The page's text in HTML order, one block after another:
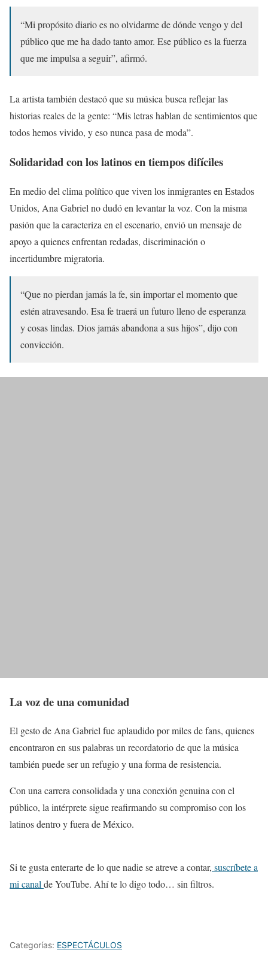
“Mi propósito diario es no olvidarme de dónde vengo y del
público que me ha dado tanto amor. Ese público es la fuerza
que me impulsa a seguir”, afirmó.
La artista también destacó que su música busca reflejar las
historias reales de la gente: “Mis letras hablan de sentimientos que
todos hemos vivido, y eso nunca pasa de moda”.
Solidaridad con los latinos en tiempos difíciles
En medio del clima político que viven los inmigrantes en Estados
Unidos, Ana Gabriel no dudó en levantar la voz. Con la misma
pasión que la caracteriza en el escenario, envió un mensaje de
apoyo a quienes enfrentan redadas, discriminación o
incertidumbre migratoria.
“Que no pierdan jamás la fe, sin importar el momento que
estén atravesando. Esa fe traerá un futuro lleno de esperanza
y cosas lindas. Dios jamás abandona a sus hijos”, dijo con
convicción.
La voz de una comunidad
El gesto de Ana Gabriel fue aplaudido por miles de fans, quienes
encontraron en sus palabras un recordatorio de que la música
también puede ser un refugio y una forma de resistencia.
Con una carrera consolidada y una conexión genuina con el
público, la intérprete sigue reafirmando su compromiso con los
latinos dentro y fuera de México.
Si te gusta enterarte de lo que nadie se atreve a contar, suscríbete a
mi canalde YouTube. Ahí te lo digo todo… sin filtros.
Categorías: ESPECTÁCULOS